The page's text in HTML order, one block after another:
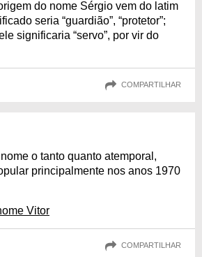
do nome Sérgio vem do latim
seria “guardião”, “protetor”;
significaria “servo”, por vir do
COMPARTILHAR
o tanto quanto atemporal,
principalmente nos anos 1970
Vitor
COMPARTILHAR